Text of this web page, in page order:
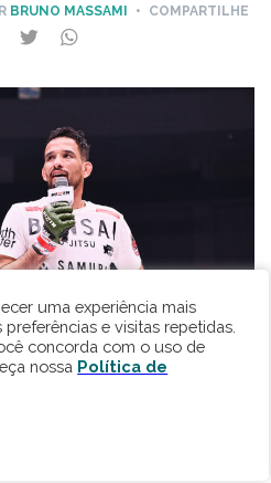
BRUNO MASSAMI • COMPARTILHE
no Rizin FF – Divulgação –
uma experiência mais
e visitas repetidas.
concorda com o uso de
nossa Política de